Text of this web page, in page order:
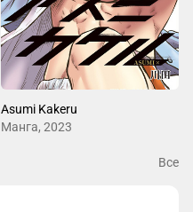
Asumi Kakeru
Манга, 2023
Все